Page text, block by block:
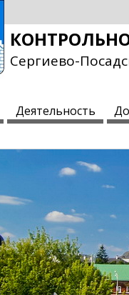
Сергиево-
Деятельность